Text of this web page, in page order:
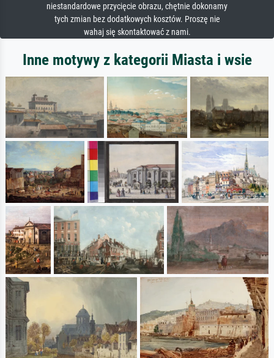
niestandardowe przycięcie obrazu, chętnie dokonamy
tych zmian bez dodatkowych kosztów. Proszę nie
wahaj się skontaktować z nami.
Inne motywy z kategorii Miasta i wsie